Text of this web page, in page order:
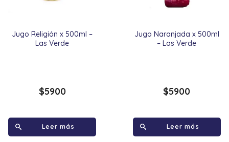
Jugo Religión x 500ml –
Las Verde
$5900
Leer más
Jugo Naranjada x 500ml
– Las Verde
$5900
Leer más